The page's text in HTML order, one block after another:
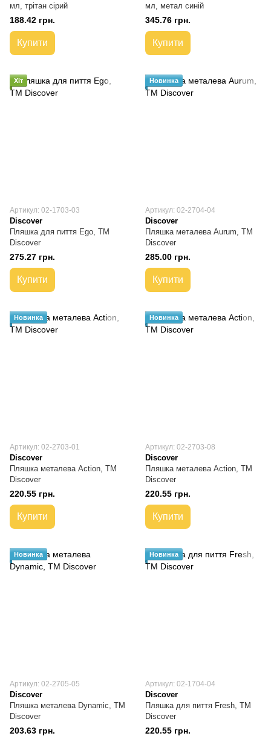
мл, трітан сірий
188.42 грн.
Купити
мл, метал синій
345.76 грн.
Купити
Хіт
Артикул: 02-1703-03
Discover
Пляшка для пиття Ego, TM
Discover
275.27 грн.
Купити
Новинка
Артикул: 02-2704-04
Discover
Пляшка металева Aurum, TM
Discover
285.00 грн.
Купити
Новинка
Артикул: 02-2703-01
Discover
Пляшка металева Action, TM
Discover
220.55 грн.
Купити
Новинка
Артикул: 02-2703-08
Discover
Пляшка металева Action, TM
Discover
220.55 грн.
Купити
Новинка
Артикул: 02-2705-05
Discover
Пляшка металева Dynamic, TM
Discover
203.63 грн.
Новинка
Артикул: 02-1704-04
Discover
Пляшка для пиття Fresh, TM
Discover
220.55 грн.